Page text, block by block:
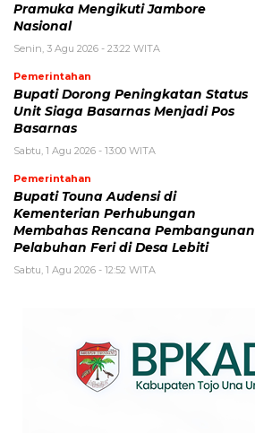
Pramuka Mengikuti Jambore
Nasional
Senin, 3 Agu 2026 - 23:22 WITA
Pemerintahan
Bupati Dorong Peningkatan Status
Unit Siaga Basarnas Menjadi Pos
Basarnas
Sabtu, 1 Agu 2026 - 13:00 WITA
Pemerintahan
Bupati Touna Audensi di
Kementerian Perhubungan
Membahas Rencana Pembangunan
Pelabuhan Feri di Desa Lebiti
Sabtu, 1 Agu 2026 - 12:52 WITA